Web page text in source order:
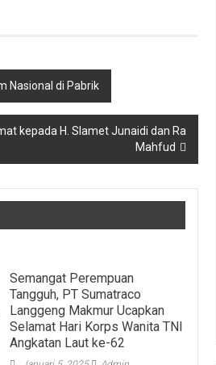
Nasional di Pabrik
kepada H. Slamet Junaidi dan Ra
Mahfud
Semangat Perempuan
Tangguh, PT Sumatraco
Langgeng Makmur Ucapkan
Selamat Hari Korps Wanita TNI
Angkatan Laut ke-62